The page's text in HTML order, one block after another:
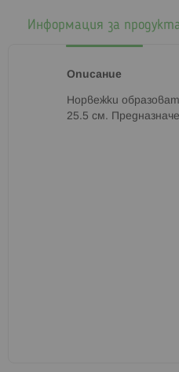
Информация за
Описание
Норвежки
25.5 см.